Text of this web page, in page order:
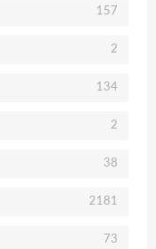
157
2
134
2
38
2181
73